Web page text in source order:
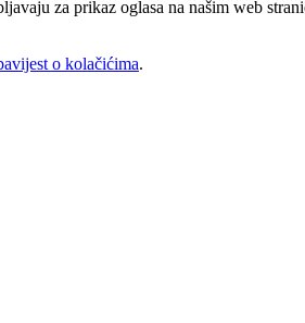
za prikaz oglasa na našim web
o kolačićima.